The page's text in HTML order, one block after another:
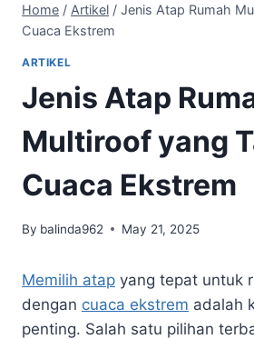
Home / Artikel / Jenis Atap Rumah
Cuaca Ekstrem
ARTIKEL
Jenis Atap
Multiroof yang
Cuaca Ekstrem
By balinda962 May 21, 2025
Memilih atap yang tepat untuk
dengan cuaca ekstrem adalah
penting. Salah satu pilihan